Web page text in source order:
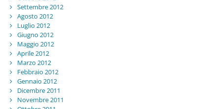
Settembre 2012
Agosto 2012
Luglio 2012
Giugno 2012
Maggio 2012
Aprile 2012
Marzo 2012
Febbraio 2012
Gennaio 2012
Dicembre 2011
Novembre 2011